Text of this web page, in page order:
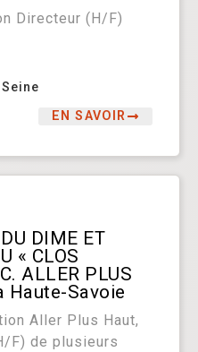
Directeur (H/F)
EN SAVOIR
DIME ET
« CLOS
ALLER PLUS
Haute-Savoie
Aller Plus Haut,
F) de plusieurs